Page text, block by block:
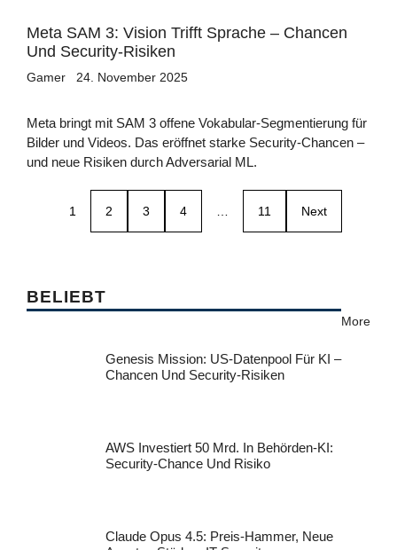
Meta SAM 3: Vision Trifft Sprache – Chancen
Und Security-Risiken
Gamer 24. November 2025
Meta bringt mit SAM 3 offene Vokabular-Segmentierung für
Bilder und Videos. Das eröffnet starke Security-Chancen –
und neue Risiken durch Adversarial ML.
1 2 3 4 11 Next
BELIEBT
More
Genesis Mission: US-Datenpool Für KI –
Chancen Und Security-Risiken
AWS Investiert 50 Mrd. In Behörden-KI:
Security-Chance Und Risiko
Claude Opus 4.5: Preis-Hammer, Neue